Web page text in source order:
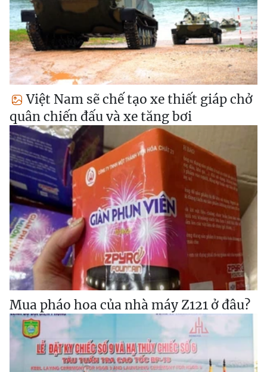
Việt Nam sẽ chế tạo xe thiết giáp chở
quân chiến đấu và xe tăng bơi
Mua pháo hoa của nhà máy Z121 ở đâu?